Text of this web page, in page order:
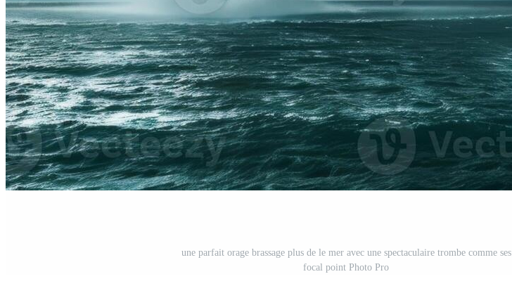
une parfait orage brassage plus de le mer avec une spectaculaire trombe comme ses
focal point Photo Pro